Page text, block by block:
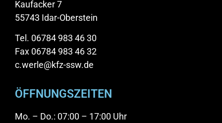
Kaufacker 7
55743 Idar-Oberstein
Tel. 06784 983 46 30
Fax 06784 983 46 32
c.werle@kfz-ssw.de
ÖFFNUNGSZEITEN
Mo. – Do.: 07:00 – 17:00 Uhr